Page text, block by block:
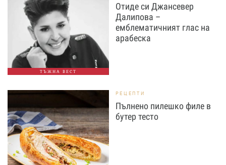
ТЪЖНА ВЕСТ
Отиде си Джансевер
Далипова –
емблематичният глас на
арабеска
РЕЦЕПТИ
Пълнено пилешко филе в
бутер тесто